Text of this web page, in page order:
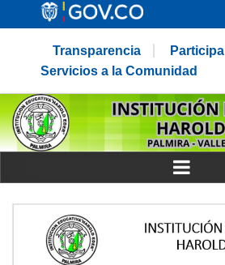
Transparencia Participa
Servicios a la Comunidad